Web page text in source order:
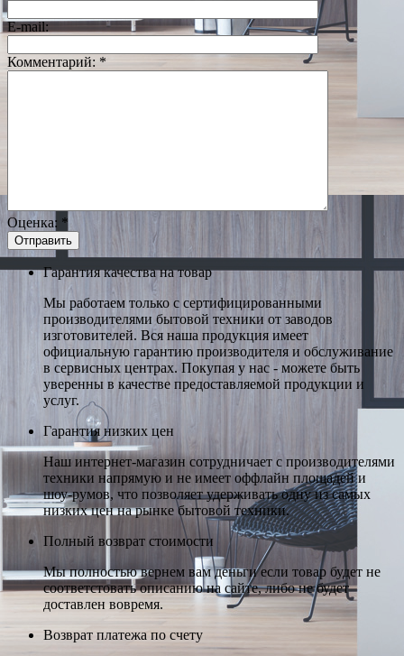
E-mail:
Комментарий: *
Оценка: *
Гарантия качества на товар
Мы работаем только с сертифицированными
производителями бытовой техники от заводов
изготовителей. Вся наша продукция имеет
официальную гарантию производителя и обслуживание
в сервисных центрах. Покупая у нас - можете быть
уверенны в качестве предоставляемой продукции и
услуг.
Гарантия низких цен
Наш интернет-магазин сотрудничает с производителями
техники напрямую и не имеет оффлайн площадей и
шоу-румов, что позволяет удерживать одну из самых
низких цен на рынке бытовой техники.
Полный возврат стоимости
Мы полностью вернем вам деньги если товар будет не
соответстовать описанию на сайте, либо не будет
доставлен вовремя.
Возврат платежа по счету